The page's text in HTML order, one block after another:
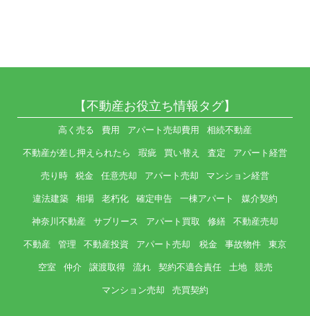
【不動産お役立ち情報タグ】
高く売る 費用 アパート売却費用 相続不動産
不動産が差し押えられたら 瑕疵 買い替え 査定 アパート経営
売り時 税金 任意売却 アパート売却 マンション経営
違法建築 相場 老朽化 確定申告 一棟アパート 媒介契約
神奈川不動産 サブリース アパート買取 修繕 不動産売却
不動産 管理 不動産投資 アパート売却 税金 事故物件 東京
空室 仲介 譲渡取得 流れ 契約不適合責任 土地 競売
マンション売却 売買契約